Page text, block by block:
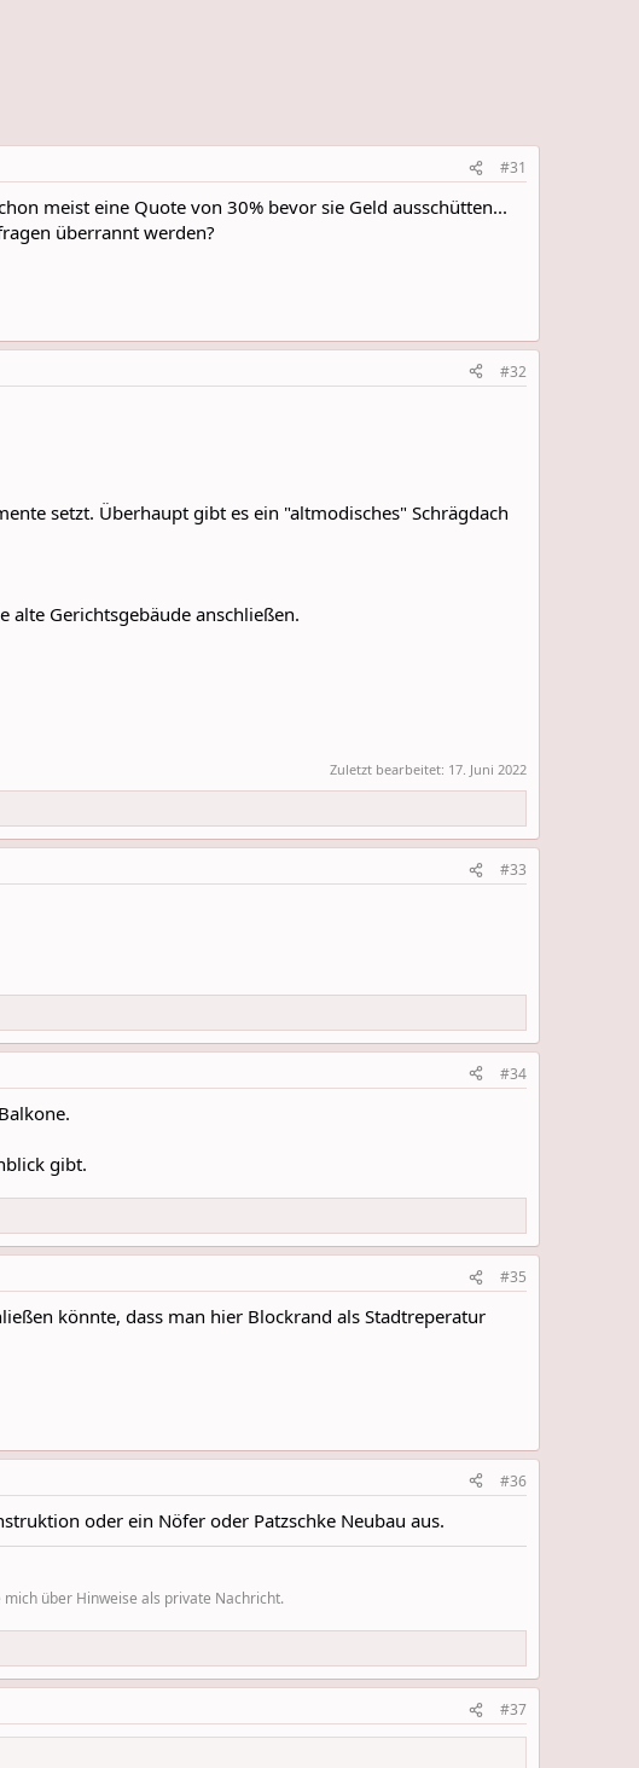
#31
meist eine Quote von 30% bevor sie Geld ausschütten...
überrannt werden?
#32
setzt. Überhaupt gibt es ein "altmodisches" Schrägdach
alte Gerichtsgebäude anschließen.
Zuletzt bearbeitet: 17. Juni 2022
#33
#34
gibt.
#35
könnte, dass man hier Blockrand als Stadtreperatur
#36
oder ein Nöfer oder Patzschke Neubau aus.
über Hinweise als private Nachricht.
#37